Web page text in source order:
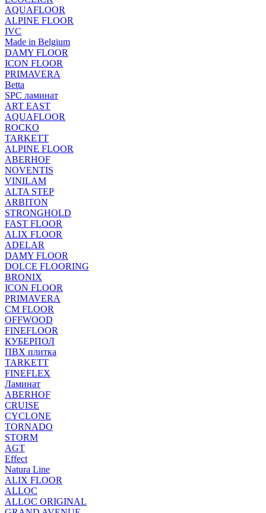
AQUAFLOOR
ALPINE FLOOR
IVC
Made in Belgium
DAMY FLOOR
ICON FLOOR
PRIMAVERA
Betta
SPC ламинат
ART EAST
AQUAFLOOR
ROCKO
TARKETT
ALPINE FLOOR
ABERHOF
NOVENTIS
VINILAM
ALTA STEP
ARBITON
STRONGHOLD
FAST FLOOR
ALIX FLOOR
ADELAR
DAMY FLOOR
DOLCE FLOORING
BRONIX
ICON FLOOR
PRIMAVERA
CM FLOOR
OFFWOOD
FINEFLOOR
КУБЕРПОЛ
ПВХ плитка
TARKETT
FINEFLEX
Ламинат
ABERHOF
CRUISE
CYCLONE
TORNADO
STORM
AGT
Effect
Natura Line
ALIX FLOOR
ALLOC
ALLOC ORIGINAL